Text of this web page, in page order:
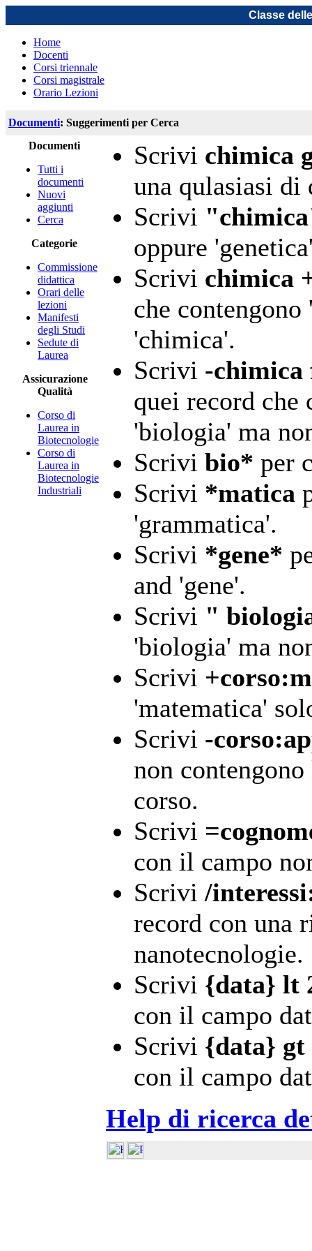
Classe
Home
Docenti
Corsi triennale
Corsi magistrale
Orario Lezioni
Documenti: Suggerimenti per Cerca
Documenti
Tutti i
documenti
Nuovi
aggiunti
Cerca
Categorie
Commissione
didattica
Orari delle
lezioni
Manifesti
degli Studi
Sedute di
Laurea
Assicurazione
Qualità
Corso di
Laurea in
Biotecnologie
Corso di
Laurea in
Biotecnologie
Industriali
Scrivi chimica
una qulasiasi di
Scrivi
oppure
Scrivi chimica
che
'chimica'.
Scrivi -chimica
quei record che
'biologia' ma
Scrivi bio* per
Scrivi *matica
'grammatica'.
Scrivi *gene*
and 'gene'.
Scrivi "
'biologia' ma
Scrivi
'matematica'
Scrivi -
non
corso.
Scrivi
con il campo
Scrivi /
record con una
nanotecnologie.
Scrivi {data} lt
con il campo
Scrivi {data} gt
con il campo
Help di ricerca